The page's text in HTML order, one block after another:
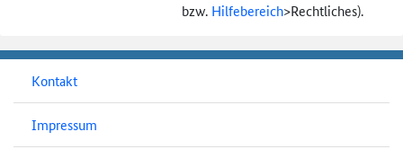
bzw. Hilfebereich>Rechtliches).
Kontakt
Impressum